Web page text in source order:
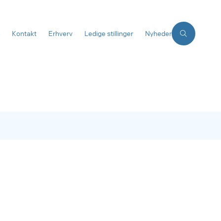
Kontakt Erhverv Ledige stillinger Nyheder